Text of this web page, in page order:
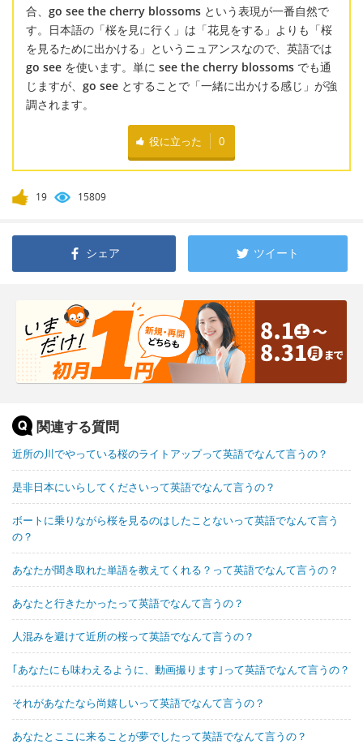
合、 go see the cherry blossoms という表現が一番自然で
す。日本語の「桜を見に行く」は「花見をする」よりも「桜
を見るために出かける」というニュアンスなので、英語では
go see を使います。単に see the cherry blossoms でも通
じますが、 go see とすることで「一緒に出かける感じ」が強
調されます。
役に立った 0
19 15809
シェア ツイート
関連する質問
近所の川でやっている桜のライトアップって英語でなんて言うの？
是非日本にいらしてくださいって英語でなんて言うの？
ボートに乗りながら桜を見るのはしたことないって英語でなんて言う
の？
あなたが聞き取れた単語を教えてくれる？って英語でなんて言うの？
あなたと行きたかったって英語でなんて言うの？
人混みを避けて近所の桜って英語でなんて言うの？
｢あなたにも味わえるように、動画撮ります｣って英語でなんて言うの？
それがあなたなら尚嬉しいって英語でなんて言うの？
あなたとここに来ることが夢でしたって英語でなんて言うの？